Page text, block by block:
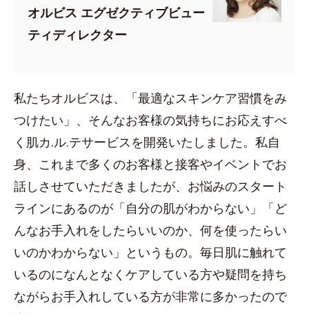
オルビス エグゼクティブビュー
ティディレクター
私たちオルビスは、「最適なスキンケア習慣をみ
つけたい」、そんなお客様の気持ちにお応えすべ
く肌カ.ル.テサービスを開発いたしました。私自
身、これまで多くのお客様と接客やイベントでお
話しさせていただきましたが、お悩みのスタート
ラインにあるのが「自分の肌がわからない」「ど
んなお手入れをしたらいいのか、何を使ったらい
いのかわからない」というもの。毎日肌に触れて
いるのになんとなくケアしている方や疑問を持ち
ながらお手入れしている方が非常に多かったので